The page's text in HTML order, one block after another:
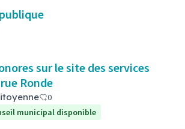
sur le site des services
Ronde
0
municipal disponible